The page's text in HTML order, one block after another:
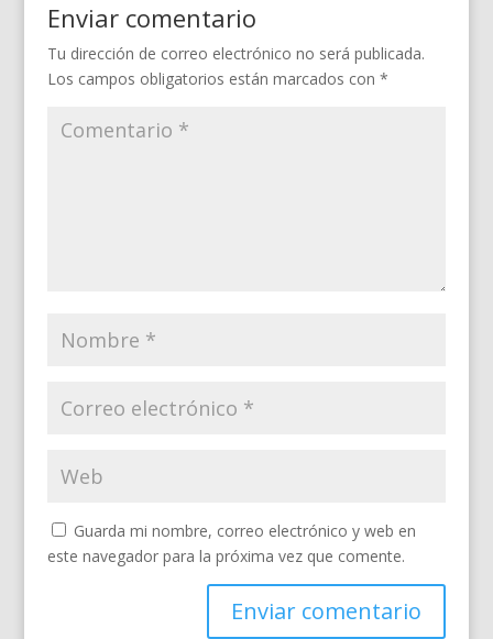
Enviar comentario
Tu dirección de correo electrónico no será publicada.
Los campos obligatorios están marcados con *
Guarda mi nombre, correo electrónico y web en
este navegador para la próxima vez que comente.